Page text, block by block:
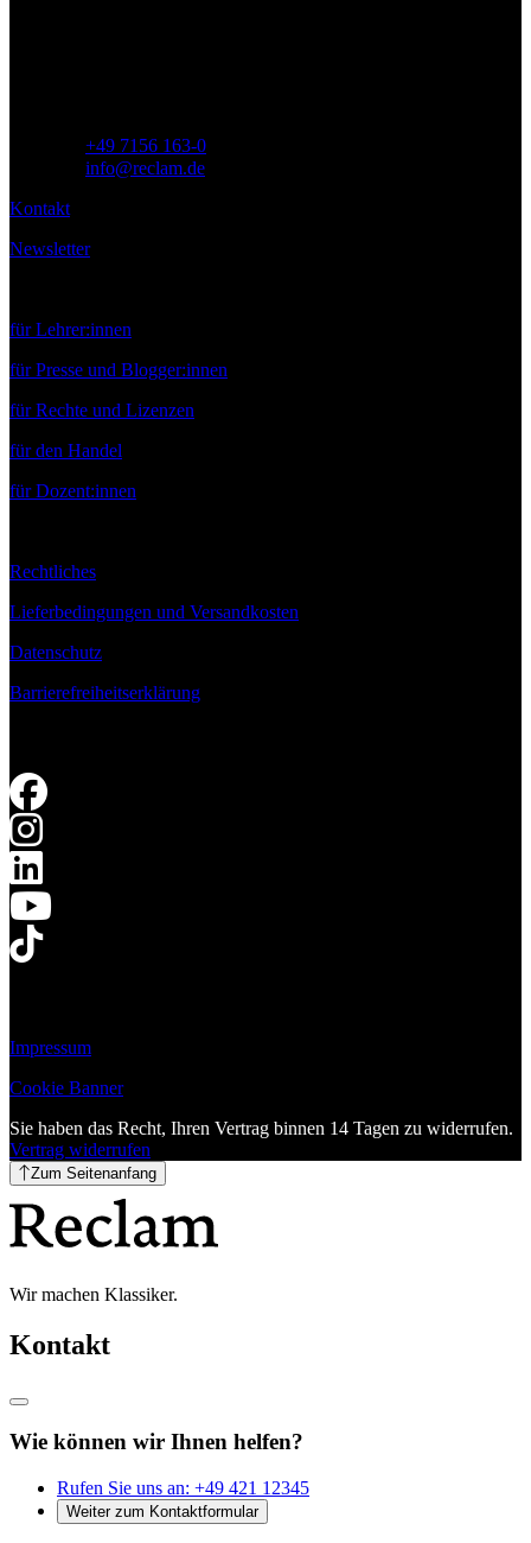
+49 7156 163-0
info@reclam.de
Kontakt
Newsletter
für Lehrer:innen
für Presse und Blogger:innen
für Rechte und Lizenzen
für den Handel
für Dozent:innen
Rechtliches
Lieferbedingungen und Versandkosten
Datenschutz
Barrierefreiheitserklärung
Impressum
Cookie Banner
Sie haben das Recht, Ihren Vertrag binnen 14 Tagen zu widerrufen.
Vertrag widerrufen
Zum Seitenanfang
Wir machen Klassiker.
Kontakt
Wie können wir Ihnen helfen?
Rufen Sie uns an: +49 421 12345